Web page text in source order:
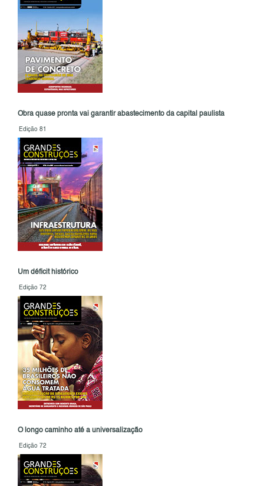
Obra quase pronta vai garantir abastecimento da capital paulista
Edição 81
Um déficit histórico
Edição 72
O longo caminho até a universalização
Edição 72